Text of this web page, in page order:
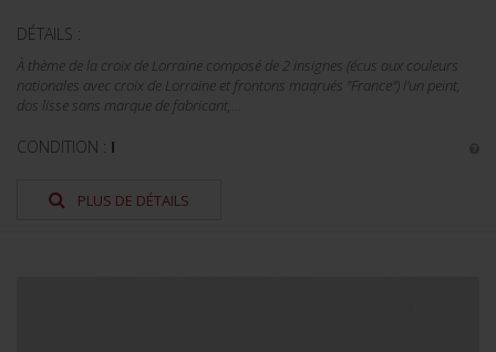
DÉTAILS :
À thème de la croix de Lorraine composé de 2 insignes (écus aux couleurs
nationales avec croix de Lorraine et frontons maqrués "France") l'un peint,
dos lisse sans marque de fabricant,...
CONDITION : I
PLUS DE DÉTAILS